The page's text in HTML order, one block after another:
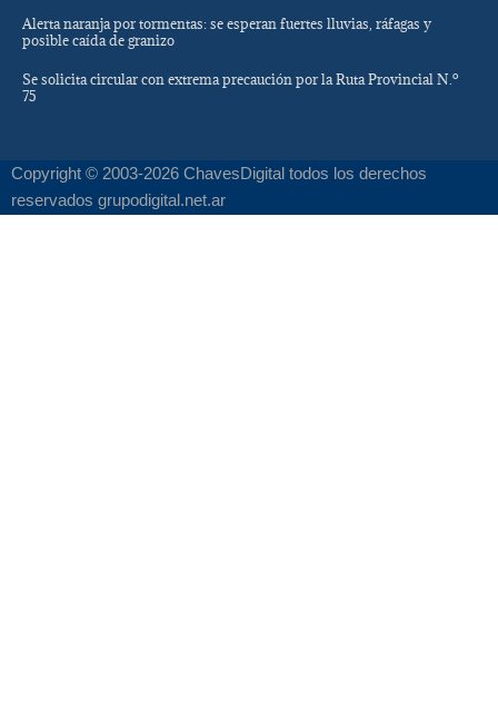
Alerta naranja por tormentas: se esperan fuertes lluvias, ráfagas y
posible caída de granizo
Se solicita circular con extrema precaución por la Ruta Provincial N.º
75
Copyright © 2003-2026 ChavesDigital todos los derechos
reservados grupodigital.net.ar